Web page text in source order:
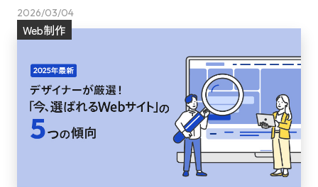
2026/03/04
Web制作